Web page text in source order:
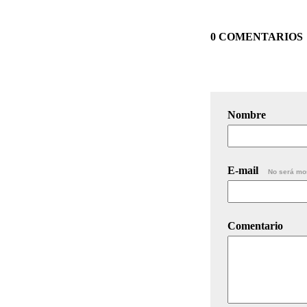
0 COMENTARIOS
Nombre
E-mail No será
Comentario